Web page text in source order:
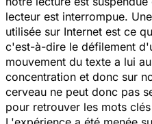
lecteur est interrompue.
utilisée sur Internet est ce
c'est-à-dire le défilement
mouvement du texte a lui
concentration et donc sur
cerveau ne peut donc pas
pour retrouver les mots